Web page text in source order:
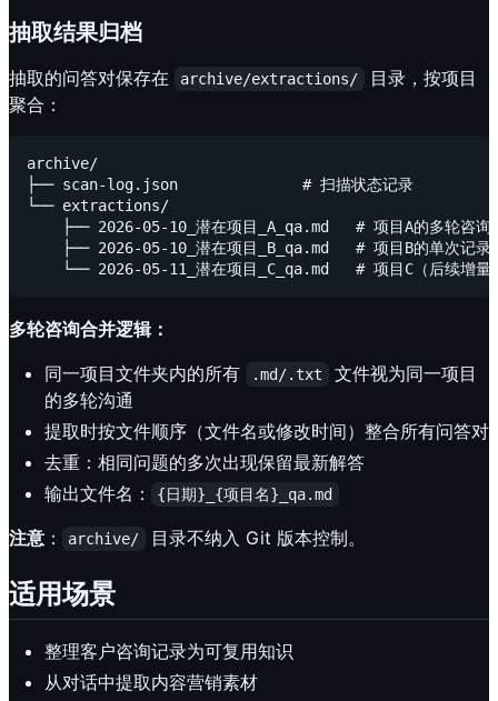
抽取结果归档
抽取的问答对保存在 archive/extractions/
目录，按项目
聚合：
archive/
├── scan-log.json              # 扫描状态记录
└── extractions/
├── 2026-05-10_潜在项目_A_qa.md   # 项目A的多轮咨询
    ├── 2026-05-10_潜在项目_B_qa.md   # 项目B的单次记录
多轮咨询合并逻辑：
同一项目文件夹内的所有
.md/.txt
文件视为同一项目
的多轮沟通
提取时按文件顺序（文件名或修改时间）整合所有问答对
去重：相同问题的多次出现保留最新解答
输出文件名：
{日期}_{项目名}_qa.md
注意 ： archive/ 目录不纳入 Git 版本控制。
适用场景
整理客户咨询记录为可复用知识
从对话中提取内容营销素材